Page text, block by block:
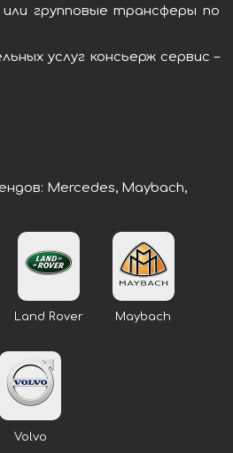
групповые трансферы по
услуг консьерж сервис –
Mercedes, Maybach,
Land Rover Maybach
Volvo